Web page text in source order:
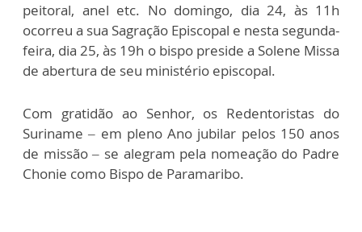
peitoral, anel etc. No domingo, dia 24, às 11h
ocorreu a sua Sagração Episcopal e nesta segunda-
feira, dia 25, às 19h o bispo preside a Solene Missa
de abertura de seu ministério episcopal.
Com gratidão ao Senhor, os Redentoristas do
Suriname – em pleno Ano jubilar pelos 150 anos
de missão – se alegram pela nomeação do Padre
Chonie como Bispo de Paramaribo.